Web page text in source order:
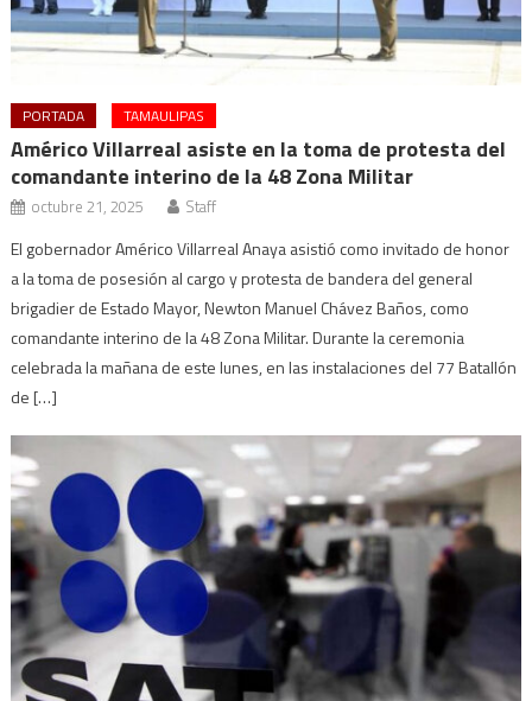
PORTADA TAMAULIPAS
Américo Villarreal asiste en la toma de protesta del
comandante interino de la 48 Zona Militar
octubre 21, 2025 Staff
El gobernador Américo Villarreal Anaya asistió como invitado de honor
a la toma de posesión al cargo y protesta de bandera del general
brigadier de Estado Mayor, Newton Manuel Chávez Baños, como
comandante interino de la 48 Zona Militar. Durante la ceremonia
celebrada la mañana de este lunes, en las instalaciones del 77 Batallón
de […]